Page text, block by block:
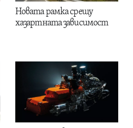
Новата рамка срещу
хазартната зависимост